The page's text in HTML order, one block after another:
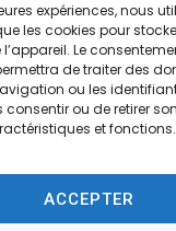
expériences, nous
les cookies pour
Le
de traiter des
ou les
consentir ou de retirer
et fonctions.
ACCEPTER
Confidentialité